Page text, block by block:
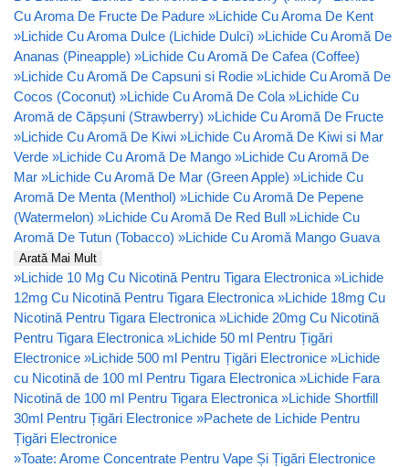
Cu Aroma De Fructe De Padure »Lichide Cu Aroma De Kent
»Lichide Cu Aroma Dulce (Lichide Dulci) »Lichide Cu Aromă De
Ananas (Pineapple) »Lichide Cu Aromă De Cafea (Coffee)
»Lichide Cu Aromă De Capsuni si Rodie »Lichide Cu Aromă De
Cocos (Coconut) »Lichide Cu Aromă De Cola »Lichide Cu
Aromă de Căpșuni (Strawberry) »Lichide Cu Aromă De Fructe
»Lichide Cu Aromă De Kiwi »Lichide Cu Aromă De Kiwi si Mar
Verde »Lichide Cu Aromă De Mango »Lichide Cu Aromă De
Mar »Lichide Cu Aromă De Mar (Green Apple) »Lichide Cu
Aromă De Menta (Menthol) »Lichide Cu Aromă De Pepene
(Watermelon) »Lichide Cu Aromă De Red Bull »Lichide Cu
Aromă De Tutun (Tobacco) »Lichide Cu Aromă Mango Guava
Arată Mai Mult
»Lichide 10 Mg Cu Nicotină Pentru Tigara Electronica »Lichide
12mg Cu Nicotină Pentru Tigara Electronica »Lichide 18mg Cu
Nicotină Pentru Tigara Electronica »Lichide 20mg Cu Nicotină
Pentru Tigara Electronica »Lichide 50 ml Pentru Țigări
Electronice »Lichide 500 ml Pentru Țigări Electronice »Lichide
cu Nicotină de 100 ml Pentru Tigara Electronica »Lichide Fara
Nicotină de 100 ml Pentru Tigara Electronica »Lichide Shortfill
30ml Pentru Țigări Electronice »Pachete de Lichide Pentru
Țigări Electronice
»Toate: Arome Concentrate Pentru Vape Și Țigări Electronice